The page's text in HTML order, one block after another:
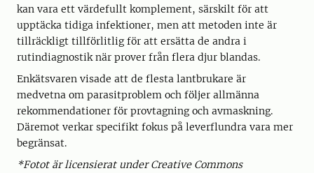
kan vara ett värdefullt komplement, särskilt för att
upptäcka tidiga infektioner, men att metoden inte är
tillräckligt tillförlitlig för att ersätta de andra i
rutindiagnostik när prover från flera djur blandas.
Enkätsvaren visade att de flesta lantbrukare är
medvetna om parasitproblem och följer allmänna
rekommendationer för provtagning och avmaskning.
Däremot verkar specifikt fokus på leverflundra vara mer
begränsat.
*Fotot är licensierat under Creative Commons